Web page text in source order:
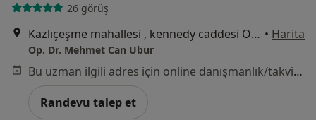
26 görüş
Kazlıçeşme mahallesi , kennedy caddesi Ottomare suites kat:5 no:102, İstanbul • Harita
Op. Dr. Mehmet Can Ubur
Bu uzman ilgili adres için online danışmanlık/takvim sunmuyor.
Randevu talep et